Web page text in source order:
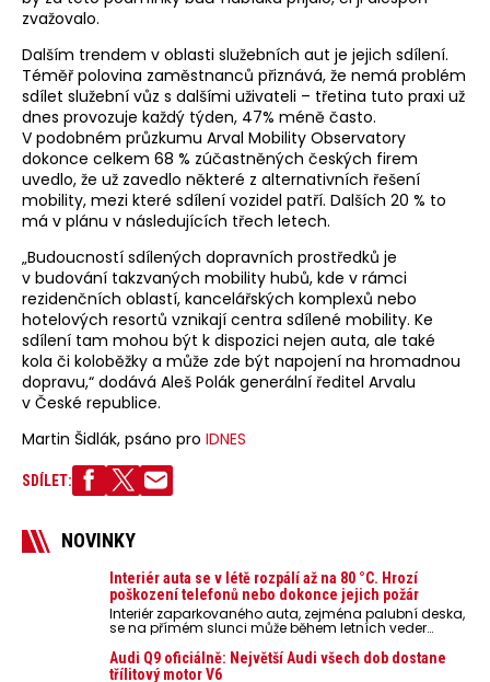
zvažovalo.
Dalším trendem v oblasti služebních aut je jejich sdílení.
Téměř polovina zaměstnanců přiznává, že nemá problém
sdílet služební vůz s dalšími uživateli – třetina tuto praxi už
dnes provozuje každý týden, 47% méně často.
V podobném průzkumu Arval Mobility Observatory
dokonce celkem 68 % zúčastněných českých firem
uvedlo, že už zavedlo některé z alternativních řešení
mobility, mezi které sdílení vozidel patří. Dalších 20 % to
má v plánu v následujících třech letech.
„Budoucností sdílených dopravních prostředků je
v budování takzvaných mobility hubů, kde v rámci
rezidenčních oblastí, kancelářských komplexů nebo
hotelových resortů vznikají centra sdílené mobility. Ke
sdílení tam mohou být k dispozici nejen auta, ale také
kola či koloběžky a může zde být napojení na hromadnou
dopravu,“ dodává Aleš Polák generální ředitel Arvalu
v České republice.
Martin Šidlák, psáno pro IDNES
SDÍLET:
NOVINKY
Interiér auta se v létě rozpálí až na 80 °C. Hrozí
poškození telefonů nebo dokonce jejich požár
Interiér zaparkovaného auta, zejména palubní deska,
se na přímém slunci může během letních veder
nebezpečí pro odložené mobilní telefony, powerbanky
nebo notebooky. Můžou urychlit stárnutí baterií,
Audi Q9 oficiálně: Největší Audi všech dob dostane
třílitový motor V6